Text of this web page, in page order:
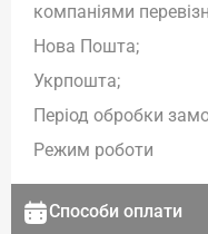
компаніями
Нова Пошта;
Укрпошта;
Період обробки
Режим роботи
Способи оплати